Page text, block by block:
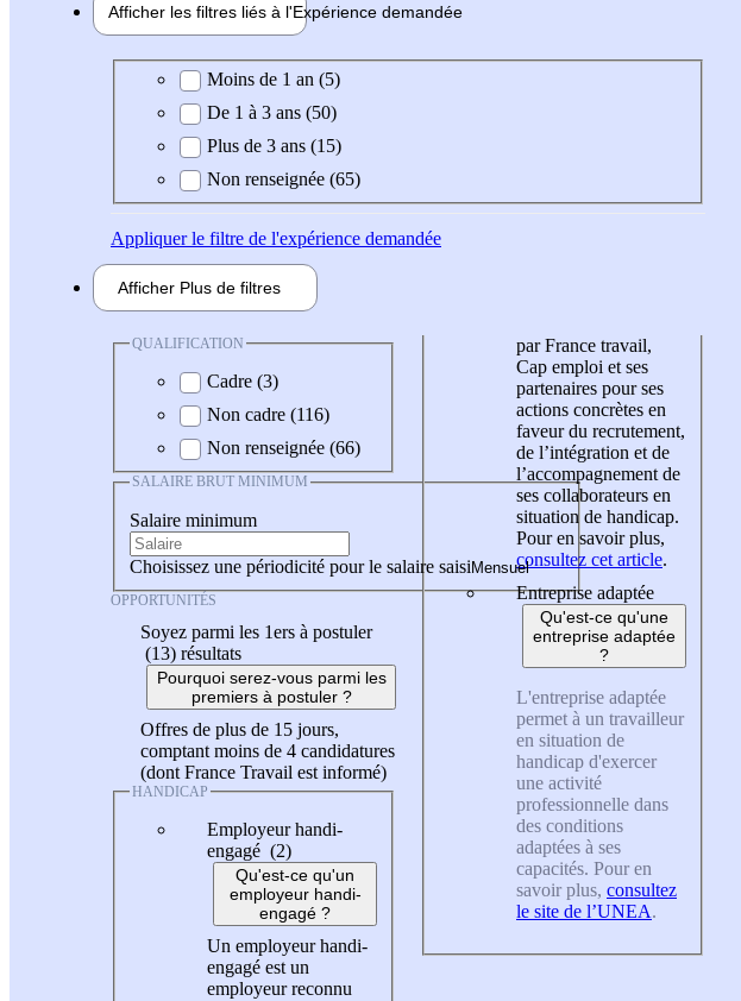
Afficher les filtres liés à l'Expérience demandée
Expérience demandée
Moins de 1 an (5)
De 1 à 3 ans (50)
Plus de 3 ans (15)
Non renseignée (65)
Appliquerle filtre de l'expérience demandée
Afficher Plus de filtres
QUALIFICATION
Cadre (3)
Non cadre (116)
Non renseignée (66)
SALAIRE BRUT MINIMUM
Salaire minimum
Choisissez une périodicité pour le salaire saisi
OPPORTUNITÉS
Soyez parmi les 1ers à postuler
(13) résultats
Pourquoi serez-vous parmi les
premiers à postuler ?
Offres de plus de 15 jours,
comptant moins de 4 candidatures
(dont France Travail est informé)
HANDICAP
Employeur handi-
engagé (2)
Qu'est-ce qu'un
employeur handi-
engagé ?
Un employeur handi-
engagé est un
employeur reconnu
par France travail,
Cap emploi et ses
partenaires pour ses
actions concrètes en
faveur du recrutement,
de l’intégration et de
l’accompagnement de
ses collaborateurs en
situation de handicap.
Pour en savoir plus,
consultez cet article.
Entreprise adaptée
Qu'est-ce qu'une
entreprise adaptée
?
L'entreprise adaptée
permet à un travailleur
en situation de
handicap d'exercer
une activité
professionnelle dans
des conditions
adaptées à ses
capacités. Pour en
savoir plus, consultez
le site de l’UNEA.